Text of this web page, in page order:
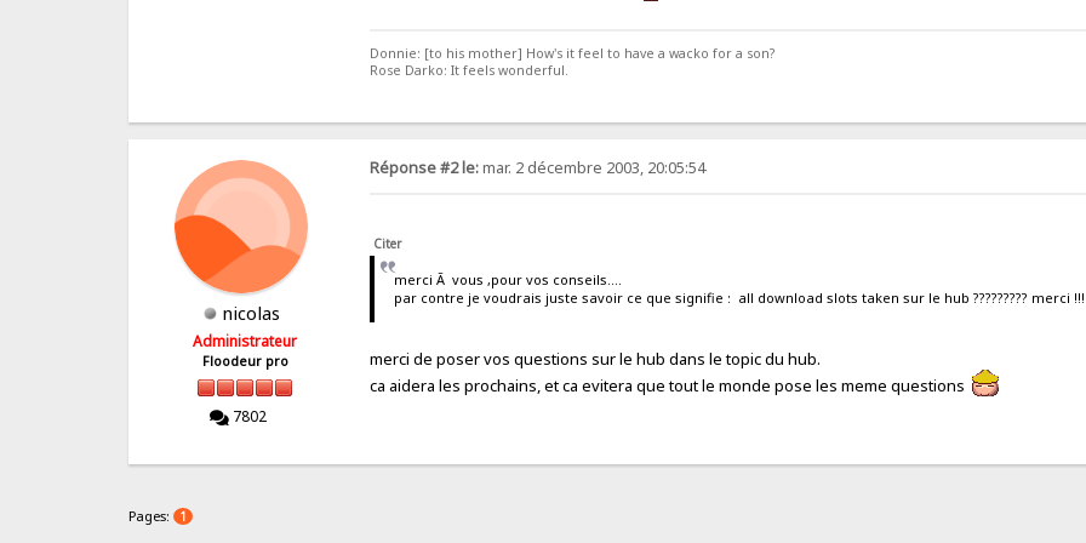
Donnie: [to his mother] How's it feel to have a wacko for a son?
Rose Darko: It feels wonderful.
nicolas
Administrateur
Floodeur pro
7802
Réponse #2 le:mar. 2 décembre 2003, 20:05:54
Citer
merci Ã vous ,pour vos conseils....
par contre je voudrais juste savoir ce que signifie : all download slots taken sur le hub ????????? merci
merci de poser vos questions sur le hub dans le topic du hub.
ca aidera les prochains, et ca evitera que tout le monde pose les meme questions
Pages: 1